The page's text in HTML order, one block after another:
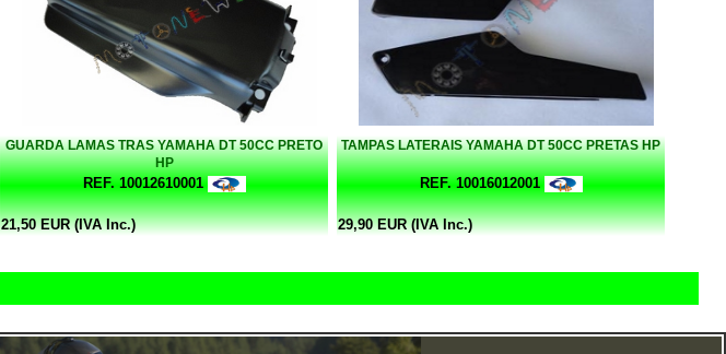
GUARDA LAMAS TRAS YAMAHA DT 50CC PRETO
HP
REF. 10012610001
21,50 EUR (IVA Inc.)
TAMPAS LATERAIS YAMAHA DT 50CC PRETAS HP
REF. 10016012001
29,90 EUR (IVA Inc.)